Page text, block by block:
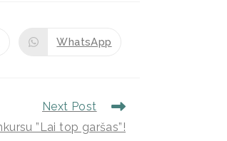
WhatsApp
Next Post
”Lai top garšas”!